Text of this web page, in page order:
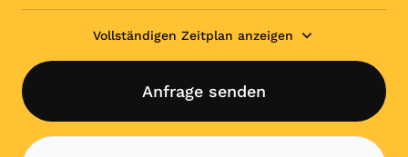
Vollständigen Zeitplan anzeigen
Anfrage senden